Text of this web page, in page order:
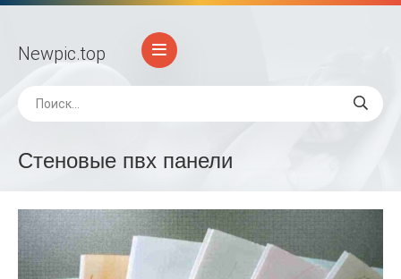
Newpic.top
Стеновые пвх панели